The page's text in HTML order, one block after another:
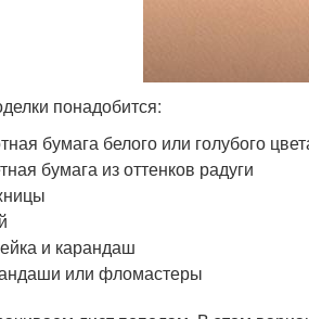
понадобится:
бумага белого или голубого
бумага из оттенков радуги
и карандаш
или фломастеры